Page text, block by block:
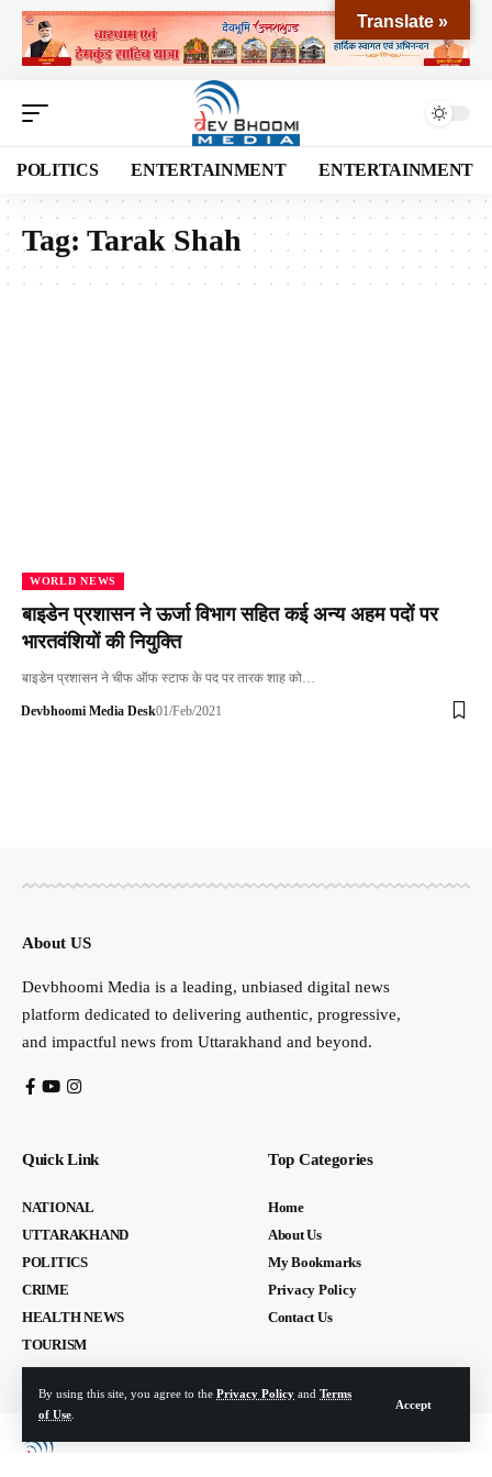
By using this site, you agree to the Privacy Policy and Terms
of Use
Accept
POLITICS ENTERTAINMENT ENTERTAINMENT
Tag: Tarak Shah
WORLD NEWS
बाइडेन प्रशासन ने ऊर्जा विभाग सहित कई अन्य अहम पदों पर
भारतवंशियों की नियुक्ति
बाइडेन प्रशासन ने चीफ ऑफ स्टाफ के पद पर तारक शाह को…
Devbhoomi Media Desk01/Feb/2021
About US
Devbhoomi Media is a leading, unbiased digital news
platform dedicated to delivering authentic, progressive,
and impactful news from Uttarakhand and beyond.
Quick Link
NATIONAL
UTTARAKHAND
POLITICS
CRIME
HEALTH NEWS
TOURISM
Top Categories
Home
About Us
My Bookmarks
Privacy Policy
Contact Us
Translate »